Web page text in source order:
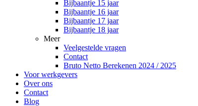
Bijbaantje 15 jaar
Bijbaantje 16 jaar
Bijbaantje 17 jaar
Bijbaantje 18 jaar
Meer
Veelgestelde vragen
Contact
Bruto Netto Berekenen 2024 / 2025
Voor werkgevers
Over ons
Contact
Blog